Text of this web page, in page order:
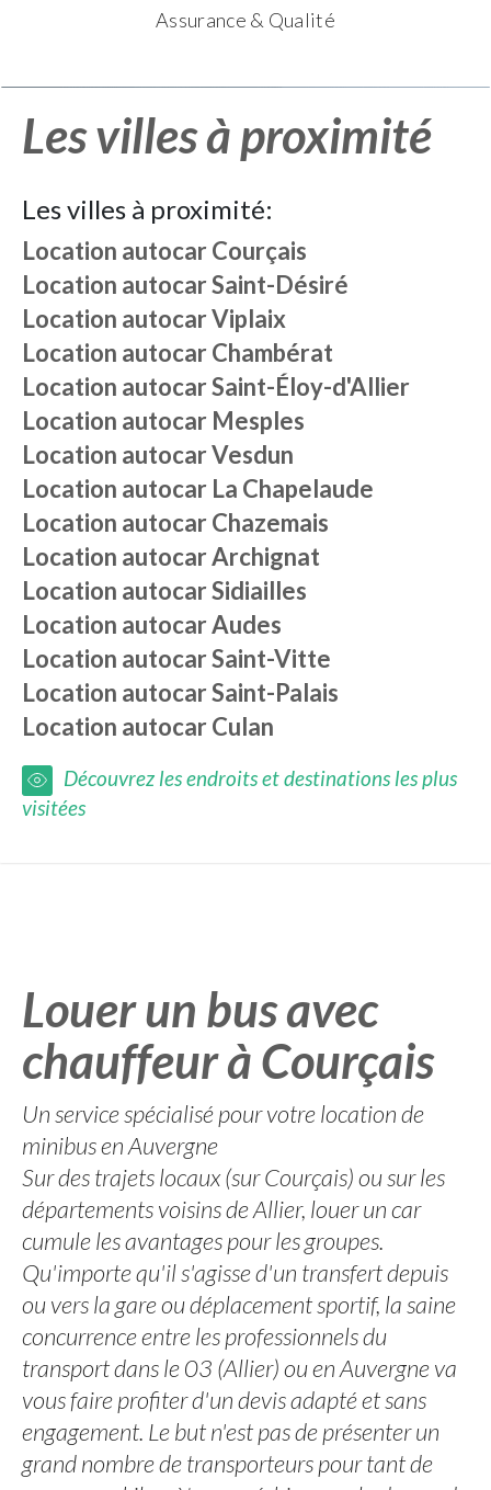
Assurance & Qualité
Les villes à proximité
Les villes à proximité:
Location autocarCourçais
Location autocarSaint-Désiré
Location autocarViplaix
Location autocarChambérat
Location autocarSaint-Éloy-d'Allier
Location autocar Mesples
Location autocarVesdun
Location autocar La Chapelaude
Location autocarChazemais
Location autocarArchignat
Location autocarSidiailles
Location autocarAudes
Location autocarSaint-Vitte
Location autocarSaint-Palais
Location autocarCulan
Découvrez les endroits et destinations les plus
visitées
Louer un bus avec
chauffeur à Courçais
Un service spécialisé pour votre location de
minibus en Auvergne
Sur des trajets locaux (sur Courçais) ou sur les
départements voisins de Allier, louer un car
cumule les avantages pour les groupes.
Qu'importe qu'il s'agisse d'un transfert depuis
ou vers la gare ou déplacement sportif, la saine
concurrence entre les professionnels du
transport dans le 03 (Allier) ou en Auvergne va
vous faire profiter d'un devis adapté et sans
engagement. Le but n'est pas de présenter un
grand nombre de transporteurs pour tant de